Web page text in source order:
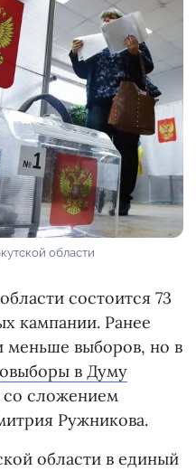
области
состоится 73
кампании. Ранее
меньше выборов, но в
в Думу
со сложением
Ружникова.
области в единый